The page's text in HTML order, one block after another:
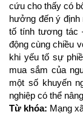
cứu cho thấy có
hưởng đến ý định
tố tính tương tác
động cùng chiều
khi yếu tố sự
mua sắm của
một số khuyến
nghiệp có thể
Từ khóa: Mạng